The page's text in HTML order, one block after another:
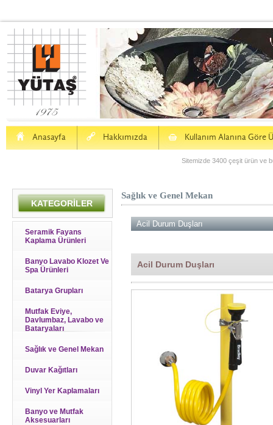
Anasayfa
H Hakkımızda
a Kullanım Alanına Göre
S
Sitemizde 3400 çeşit ürün ve
KATEGORİLER
Seramik Fayans
Kaplama Ürünleri
Banyo Lavabo Klozet Ve
Spa Ürünleri
Batarya Grupları
Mutfak Eviye,
Davlumbaz, Lavabo ve
Bataryaları
Sağlık ve Genel Mekan
Duvar Kağıtları
Vinyl Yer Kaplamaları
Banyo ve Mutfak
Aksesuarları
Sağlık ve Genel Mekan
Acil Durum Duşları
Acil Durum Duşları